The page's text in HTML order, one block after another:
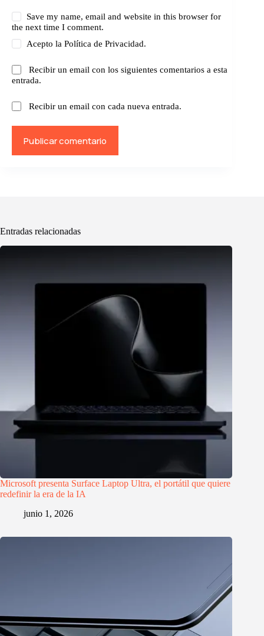
Save my name, email and website in this browser for
the next time I comment.
Acepto laPolítica de Privacidad.
Recibir un email con los siguientes comentarios a esta
entrada.
Recibir un email con cada nueva entrada.
Publicar comentario
Entradas relacionadas
Microsoft presenta Surface Laptop Ultra, el portátil que quiere
redefinir la era de la IA
junio 1, 2026